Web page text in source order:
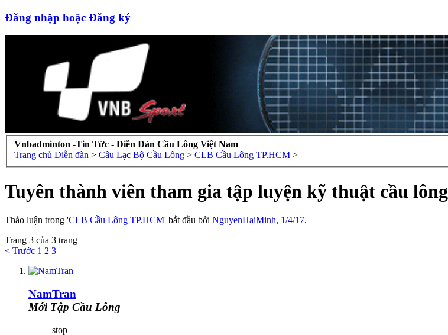
Đăng nhập hoặc Đăng ký
Vnbadminton -Tin Tức - Diễn Đàn Cầu Lông Việt Nam
Trang chủ Diễn đàn > Câu Lạc Bộ Cầu Lông > CLB Cầu Lông TP.HCM >
Tuyên thành viên tham gia tập luyện kỹ thuật cầu lông
Thảo luận trong 'CLB Cầu Lông TP.HCM' bắt đầu bởi NguyenHaiMinh, 1/4/17.
Trang 3 của 3 trang
< Trước 1 2 3
NamTran
Mới Tập Cầu Lông
stop